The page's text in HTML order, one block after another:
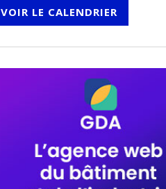
VOIR LE CALENDRIER